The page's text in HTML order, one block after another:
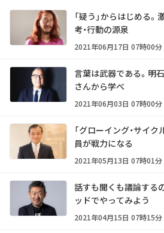
「疑う」からはじめる
考・行動の源泉
2021年06月17日 07時00分
言葉は武器である。明
さんから学べ
2021年06月03日 07時00分
「グローイング・サイ
員が戦力になる
2021年05月13日 07時01分
話すも聞くも議論する
ッドでやってみよう
2021年04月15日 07時15分